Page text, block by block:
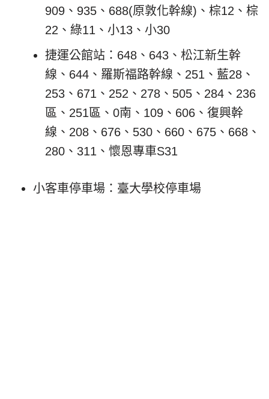
909、935、688(原敦化幹線)、棕12、棕
22、綠11、小13、小30
捷運公館站：648、643、松江新生幹
線、644、羅斯福路幹線、251、藍28、
253、671、252、278、505、284、236
區、251區、0南、109、606、復興幹
線、208、676、530、660、675、668、
280、311、懷恩專車S31
小客車停車場：臺大學校停車場